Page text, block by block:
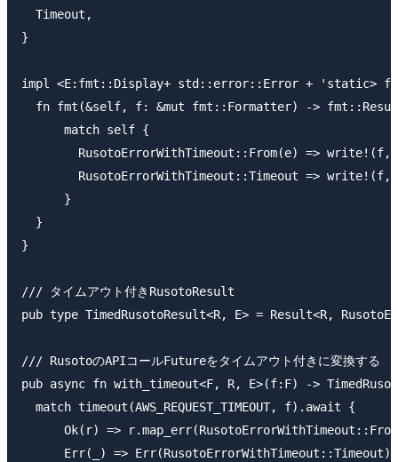
  Timeout,
}
impl <E:fmt::Display+ std::error::Error + 'static>
fn fmt(&self, f: &mut fmt::Formatter) ->
      match self {
RusotoErrorWithTimeout::From(e) => write!(f,
RusotoErrorWithTimeout::Timeout =>
      }
  }
}
/// タイムアウト付きRusotoResult
pub type TimedRusotoResult<R, E> = Result<R,
/// RusotoのAPIコールFutureをタイムアウト付きに変換する
pub async fn with_timeout<F, R, E>(f:F) ->
  match timeout(AWS_REQUEST_TIMEOUT, f).await {
Ok(r) =>
      Err(_) => Err(RusotoErrorWithTimeout::Timeout),